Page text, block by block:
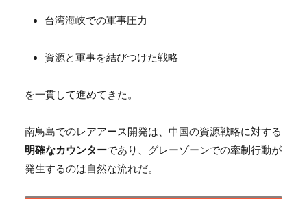
台湾海峡での軍事圧力
資源と軍事を結びつけた戦略
を一貫して進めてきた。
南鳥島でのレアアース開発は、中国の資源戦略に対する
明確なカウンターであり、グレーゾーンでの牽制行動が
発生するのは自然な流れだ。